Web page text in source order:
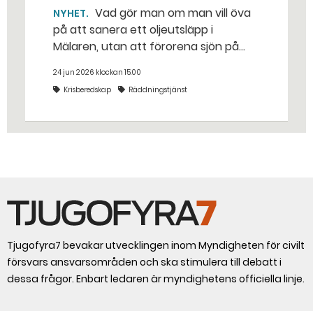
NYHET
på att sanera ett oljeutsläpp i
Mälaren, utan att förorena sjön på
stället. Det gjorde räddningstjänsten i
Eskilstuna – tio kubikmeter närmare
24 jun 2026 klockan 15:00
Krisberedskap
Räddningstjänst
Tjugofyra7 bevakar utvecklingen inom Myndigheten för civilt
försvars ansvarsområden och ska stimulera till debatt i
dessa frågor. Enbart ledaren är myndighetens officiella linje.